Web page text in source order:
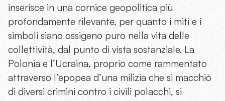
inserisce in una cornice geopolitica più
profondamente rilevante, per quanto i miti e i
simboli siano ossigeno puro nella vita delle
collettività, dal punto di vista sostanziale. La
Polonia e l’Ucraina, proprio come rammentato
attraverso l’epopea d’una milizia che si macchiò
di diversi crimini contro i civili polacchi, si